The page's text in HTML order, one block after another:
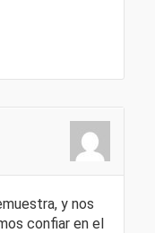
y nos
confiar en el